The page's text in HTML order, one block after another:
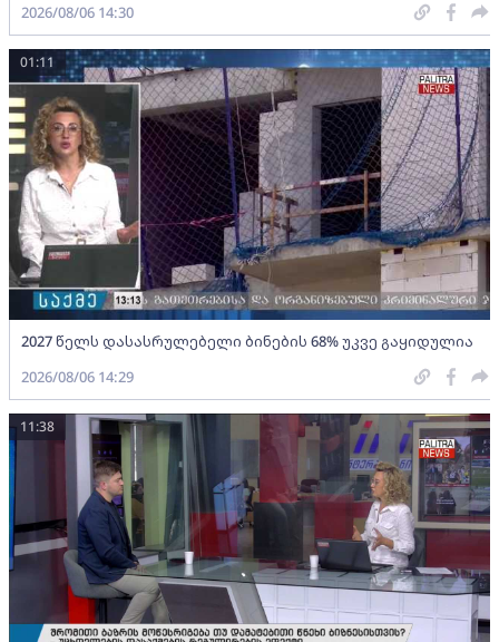
2026/08/06 14:30
2027 წელს დასასრულებელი ბინების 68% უკვე გაყიდულია
01:11
2026/08/06 14:29
11:38